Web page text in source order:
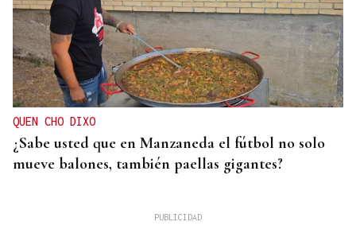
QUEN CHO DIXO
¿Sabe usted que en Manzaneda el fútbol no solo
mueve balones, también paellas gigantes?